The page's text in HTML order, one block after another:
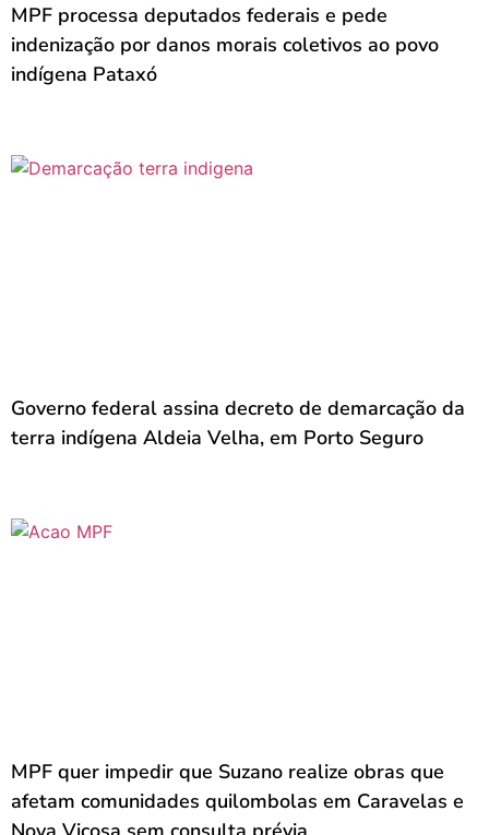
MPF processa deputados federais e pede
indenização por danos morais coletivos ao povo
indígena Pataxó
Governo federal assina decreto de demarcação da
terra indígena Aldeia Velha, em Porto Seguro
MPF quer impedir que Suzano realize obras que
afetam comunidades quilombolas em Caravelas e